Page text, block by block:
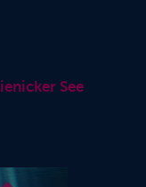
See